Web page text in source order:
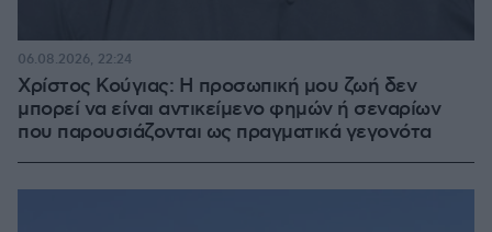
Χρίστος Κούγιας: Η προσωπική μου ζωή δεν
μπορεί να είναι αντικείμενο φημών ή σεναρίων
που παρουσιάζονται ως πραγματικά γεγονότα
06.08.2026, 22:24